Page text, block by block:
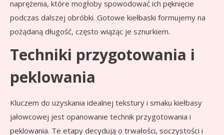
naprężenia, które mogłoby spowodować ich pęknięcie
podczas dalszej obróbki. Gotowe kiełbaski formujemy na
pożądaną długość, często wiążąc je sznurkiem.
Techniki przygotowania i
peklowania
Kluczem do uzyskania idealnej tekstury i smaku kiełbasy
jałowcowej jest opanowanie technik przygotowania i
peklowania. Te etapy decydują o trwałości, soczystości i